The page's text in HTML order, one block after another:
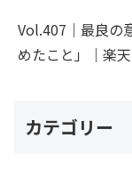
Vol.407｜最良の
めたこと」｜楽
カテゴリー